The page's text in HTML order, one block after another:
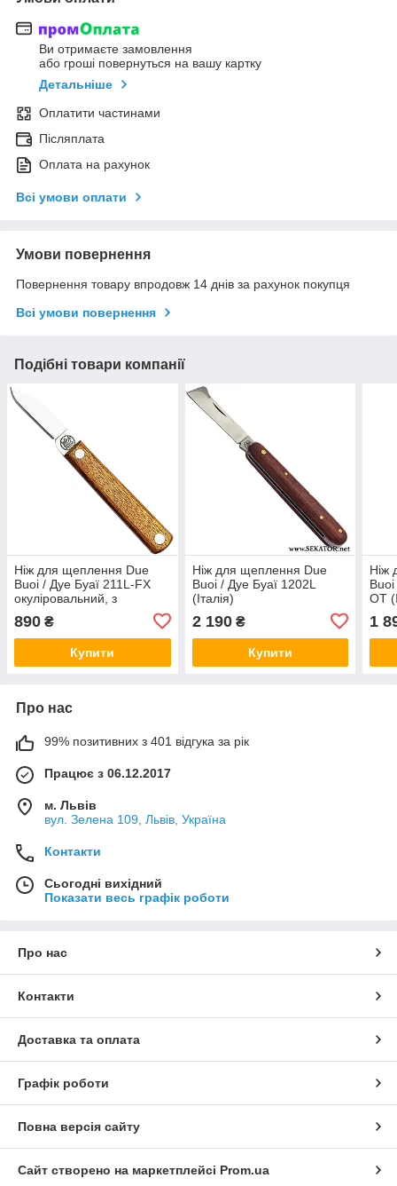
Ви отримаєте замовлення
або гроші повернуться на вашу картку
Детальніше
Оплатити частинами
Післяплата
Оплата на рахунок
Всі умови оплати
Умови повернення
Повернення товару впродовж 14 днів за рахунок покупця
Всі умови повернення
Подібні товари компанії
Ніж для щеплення Due
Buoi / Дуе Буаї 211L-FX
окуліровальний, з
фіксованим лезом (Італія)
890 ₴
Купити
Ніж для щеплення Due
Buoi / Дуе Буаї 1202L
(Італія)
2 190₴
Купити
Ніж
OT
1
Про нас
99% позитивних з 401 відгука за рік
Працює з 06.12.2017
м. Львів
вул. Зелена 109, Львів, Україна
Контакти
Сьогодні вихідний
Показати весь графік роботи
Про нас
Контакти
Доставка та оплата
Графік роботи
Повна версія сайту
Сайт створено на маркетплейсі Prom.ua